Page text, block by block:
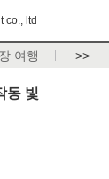
co., ltd
여행 >>
동 빛